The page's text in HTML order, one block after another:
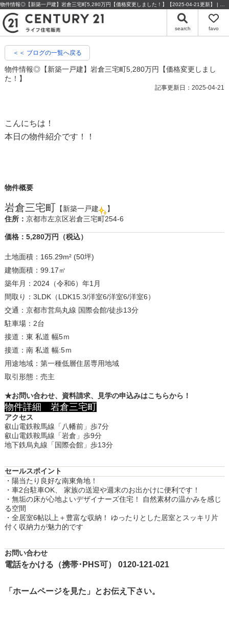
search favo
＜＜ ブログの一覧へ戻る
物件情報◎【新築一戸建】岩倉三宅町5,280万円【価格変更しまし
た！】
記事更新日：2025-04-21
こんにちは！
本日の物件紹介です！！
物件概要
岩倉三宅町 【新築一戸建
】
住所： 京都市左京区岩倉三宅町254-6
価格：5,280万円（税込）
土地面積：165.29m² (50坪)
建物面積：99.17㎡
築年月：2024（令和6）年1月
間取り：3LDK（LDK15.3/洋室6/洋室6/洋室6）
交通：京都市営烏丸線 国際会館/徒歩13分
駐車場：2台
接道：東 私道 幅5ｍ
接道：南 私道 幅:5ｍ
用途地域：第一種低層住居専用地域
取引形態：売主
★お問い合わせ、資料請求、見学の申込みはこちらから！
物件詳細 岩倉三宅町
アクセス
叡山電鉄鞍馬線「八幡前」歩7分
叡山電鉄鞍馬線「岩倉」歩9分
地下鉄烏丸線「国際会館」歩13分
セールスポイント
・陽当たり良好な南東角地！
・車2台駐車OK、 家族の送迎や週末のお出かけに便利です！
・無垢の床が心地よいデザイナーズ住宅！ 自然素材の温かみを感じ
る空間
・全居室6帖以上＋豊富な収納！ ゆったりとした居室とスッキリ片
付く収納力が魅力的です
お問い合わせ
電話をかける（携帯･PHS可） 0120-121-021
「ホームページを見た」とお伝え下さい。